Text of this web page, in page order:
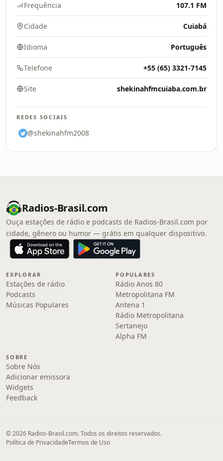
Frequência 107.1 FM
Cidade Cuiabá
Idioma Português
Telefone +55 (65) 3321-7145
Site shekinahfmcuiaba.com.br
REDES SOCIAIS
@shekinahfm2008
Radios-Brasil.com
Ouça estações de rádio e podcasts de Radios-Brasil.com por
cidade, gênero ou humor — grátis em qualquer dispositivo.
EXPLORAR
Estações de rádio
Podcasts
Músicas Populares
POPULARES
Rádio Anos 80
Metropolitana FM
Antena 1
Rádio Metropolitana
Sertanejo
Alpha FM
SOBRE
Sobre Nós
Adicionar emissora
Widgets
Feedback
© 2026 Radios-Brasil.com. Todos os direitos reservados.
Política de PrivacidadeTermos de Uso